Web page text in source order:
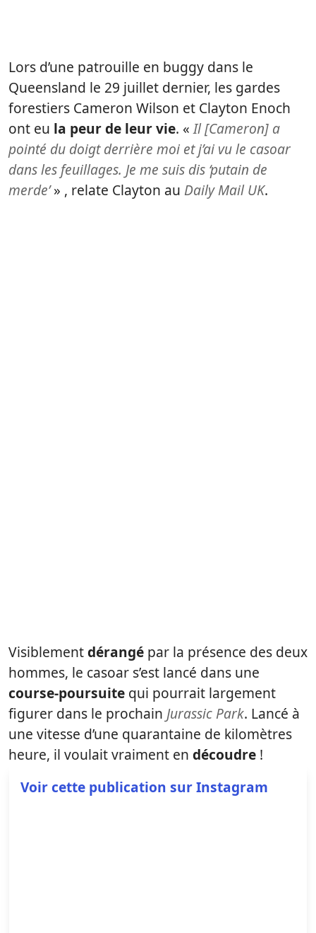
Lors d’une patrouille en buggy dans le
Queensland le 29 juillet dernier, les gardes
forestiers Cameron Wilson et Clayton Enoch
ont eu la peur de leur vie. «Il [Cameron] a
pointé du doigt derrière moi et j’ai vu le casoar
dans les feuillages. Je me suis dis ‘putain de
merde’» , relate Clayton au Daily Mail UK.
Visiblementdérangé par la présence des deux
hommes, le casoar s’est lancé dans une
course-poursuite qui pourrait largement
figurer dans le prochain Jurassic Park. Lancé à
une vitesse d’une quarantaine de kilomètres
heure, il voulait vraiment en découdre !
Voir cette publication sur Instagram